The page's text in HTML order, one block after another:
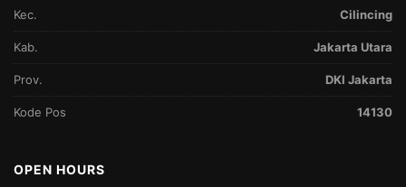
Kec. Cilincing
Kab. Jakarta Utara
Prov. DKI Jakarta
Kode Pos 14130
OPEN HOURS